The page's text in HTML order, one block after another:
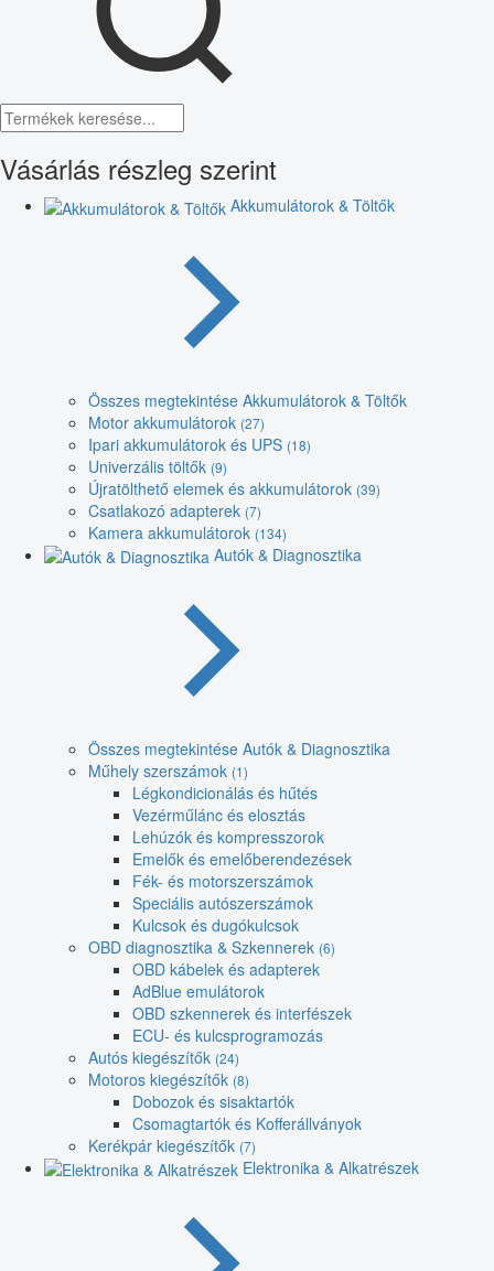
Vásárlás részleg szerint
Akkumulátorok & Töltők
Összes megtekintése Akkumulátorok & Töltők
Motor akkumulátorok (27)
Ipari akkumulátorok és UPS (18)
Univerzális töltők (9)
Újratölthető elemek és akkumulátorok (39)
Csatlakozó adapterek (7)
Kamera akkumulátorok (134)
Autók & Diagnosztika
Összes megtekintése Autók & Diagnosztika
Műhely szerszámok (1)
Légkondicionálás és hűtés
Vezérműlánc és elosztás
Lehúzók és kompresszorok
Emelők és emelőberendezések
Fék- és motorszerszámok
Speciális autószerszámok
Kulcsok és dugókulcsok
OBD diagnosztika & Szkennerek (6)
OBD kábelek és adapterek
AdBlue emulátorok
OBD szkennerek és interfészek
ECU- és kulcsprogramozás
Autós kiegészítők (24)
Motoros kiegészítők (8)
Dobozok és sisaktartók
Csomagtartók és Kofferállványok
Kerékpár kiegészítők (7)
Elektronika & Alkatrészek